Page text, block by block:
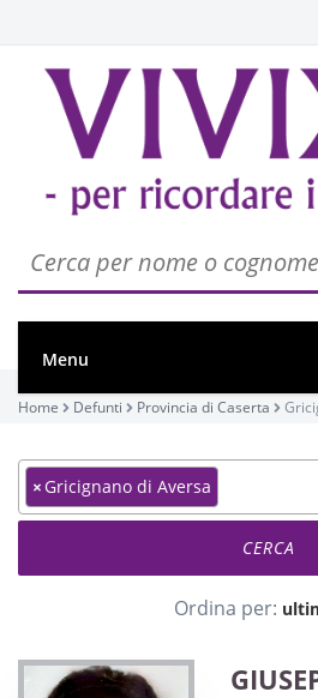
Menu
Home Defunti Provincia di Caserta
×Gricignano di Aversa
Ordina per: